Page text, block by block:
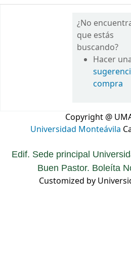
¿No
que estás
buscando?
Hacer
compra
Copyright @
Universidad Monteávila
Edif. Sede principal
Buen Pastor. Boleíta
Customized by